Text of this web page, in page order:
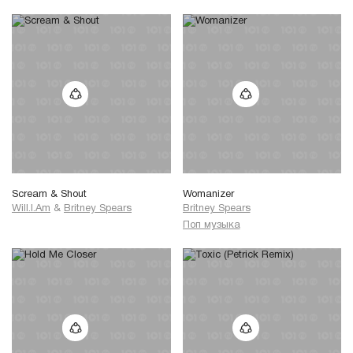
I took a sip
Can't come down
It's in the air and it's all around
You're toxic I'm slippin' under
With the taste of a poison paradise
Don't you know that you're toxic?
Scream & Shout
Will.I.Am & Britney Spears
Womanizer
Britney Spears
Поп музыка